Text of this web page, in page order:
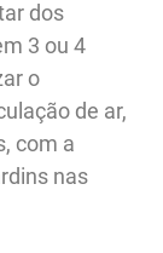
dos
3 ou 4
o
de ar,
com a
nas